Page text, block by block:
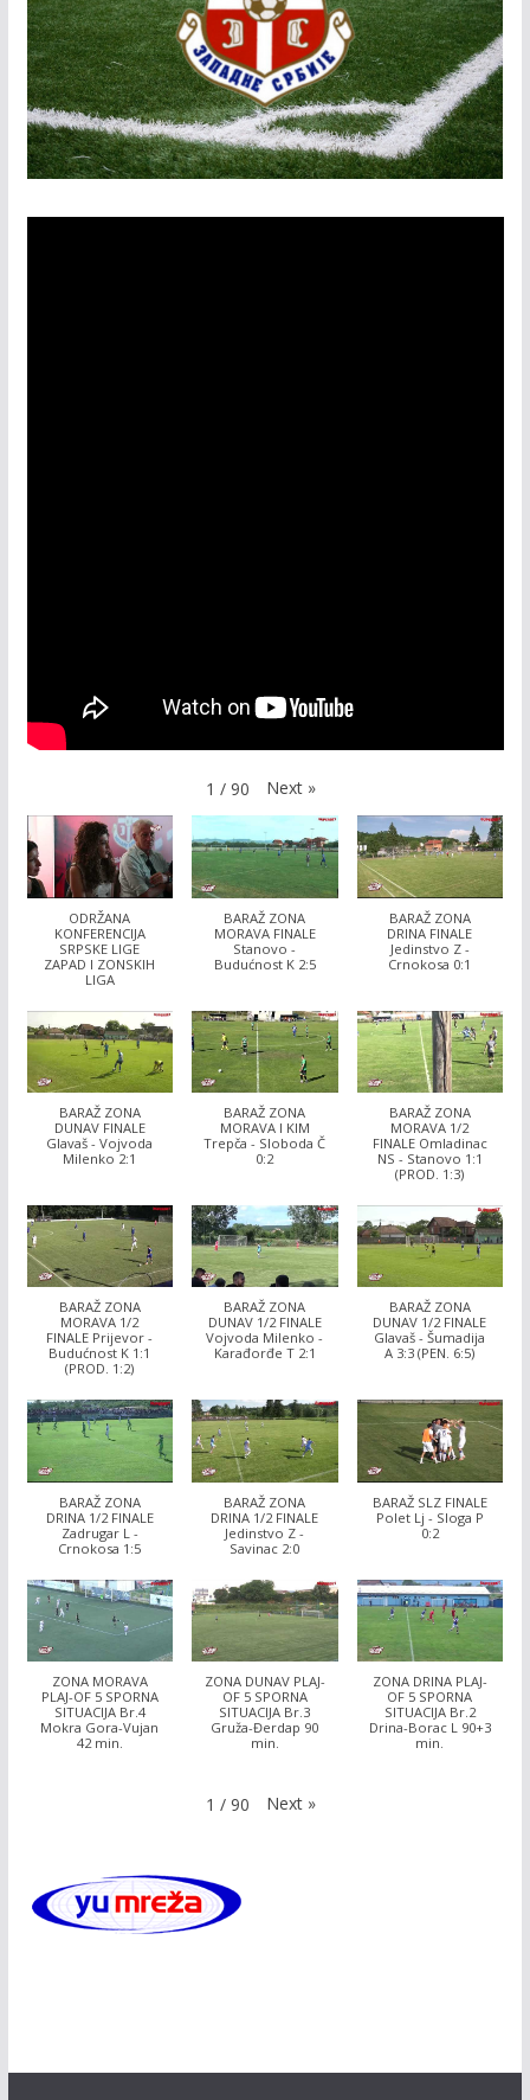
1 / 90 Next »
ODRŽANA
KONFERENCIJA
SRPSKE LIGE
ZAPAD I ZONSKIH
LIGA
BARAŽ ZONA
MORAVA FINALE
Stanovo -
Budućnost K 2:5
BARAŽ ZONA
DRINA FINALE
Jedinstvo Z -
Crnokosa 0:1
BARAŽ ZONA
DUNAV FINALE
Glavaš - Vojvoda
Milenko 2:1
BARAŽ ZONA
MORAVA I KIM
Trepča - Sloboda Č
0:2
BARAŽ ZONA
MORAVA 1/2
FINALE Omladinac
NS - Stanovo 1:1
(PROD. 1:3)
BARAŽ ZONA
MORAVA 1/2
FINALE Prijevor -
Budućnost K 1:1
(PROD. 1:2)
BARAŽ ZONA
DUNAV 1/2 FINALE
Vojvoda Milenko -
Karađorđe T 2:1
BARAŽ ZONA
DUNAV 1/2 FINALE
Glavaš - Šumadija
A 3:3 (PEN. 6:5)
BARAŽ ZONA
DRINA 1/2 FINALE
Zadrugar L -
Crnokosa 1:5
BARAŽ ZONA
DRINA 1/2 FINALE
Jedinstvo Z -
Savinac 2:0
BARAŽ SLZ FINALE
Polet Lj - Sloga P
0:2
ZONA MORAVA
PLAJ-OF 5 SPORNA
SITUACIJA Br.4
Mokra Gora-Vujan
42 min.
ZONA DUNAV PLAJ-
OF 5 SPORNA
SITUACIJA Br.3
Gruža-Đerdap 90
min.
ZONA DRINA PLAJ-
OF 5 SPORNA
SITUACIJA Br.2
Drina-Borac L 90+3
min.
1 / 90 Next »